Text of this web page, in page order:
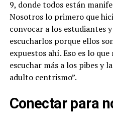
9, donde todos están
Nosotros lo primero que
convocar a los estudiantes
escucharlos porque ellos
expuestos ahí. Eso es lo
escuchar más a los pibes y
adulto centrismo”.
Conectar para